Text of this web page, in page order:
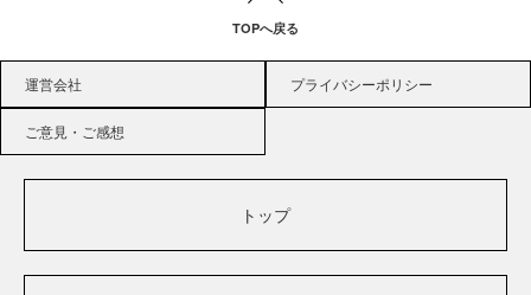
TOPへ戻る
運営会社 プライバシーポリシー
ご意見・ご感想
トップ